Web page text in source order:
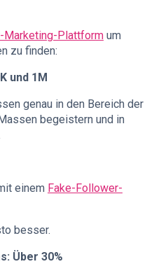
Marketing-Plattform um
zu finden:
und 1M
genau in den Bereich der
begeistern und in
einem Fake-Follower-
besser.
Über 30%